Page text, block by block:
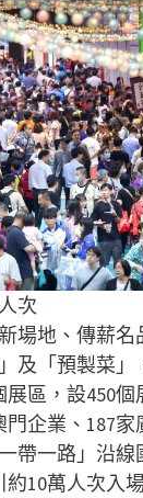
次
場地、傳薪名
及「預製菜」
區，設450個
門企業、187
帶一路」沿
10萬人次入